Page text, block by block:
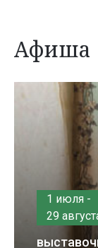
Афиша
1 июля -
29